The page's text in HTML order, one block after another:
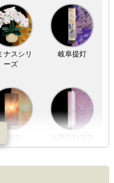
ナスシリ
ーズ
岐阜提灯
工